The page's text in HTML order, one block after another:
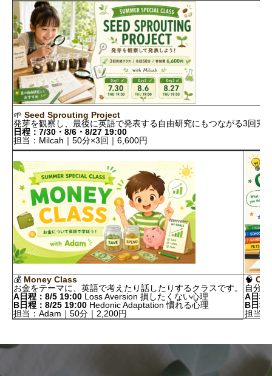
🌱 Seed Sprouting Project
発芽を観察し、最後に英語で発表する自由研究にもつながる3回完
日程：7/30・8/6・8/27 19:00
担当：Milcah｜50分×3回｜6,600円
💰 Money Class
お金をテーマに、英語で考えたり話したりするクラスです。
A日程：8/5 19:00 Loss Aversion 損したくない心理
B日程：8/25 19:00 Hedonic Adaptation 慣れる心理
担当：Adam｜50分｜2,200円
🧠
自分
A日程
B日程
担当